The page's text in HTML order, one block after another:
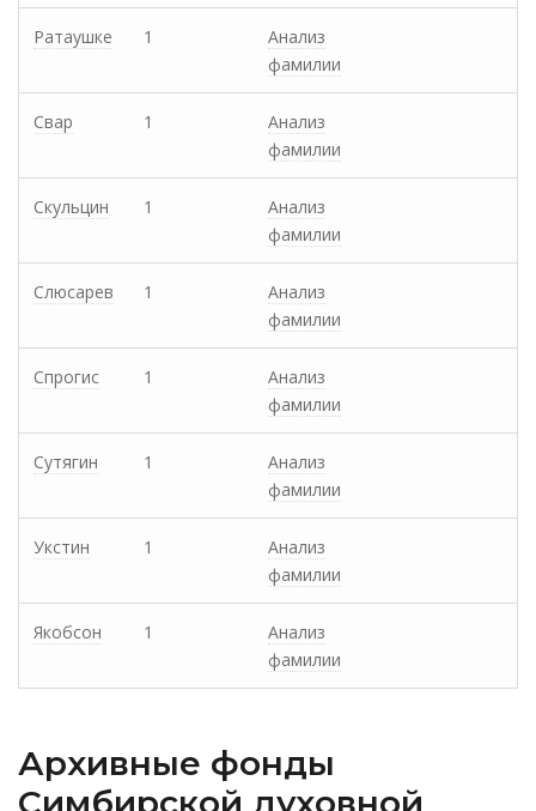
Ратаушке 1
Анализ
фамилии
Свар 1
Анализ
фамилии
Скульцин 1
Анализ
фамилии
Слюсарев 1
Анализ
фамилии
Спрогис 1
Анализ
фамилии
Сутягин 1
Анализ
фамилии
Укстин 1
Анализ
фамилии
Якобсон 1
Анализ
фамилии
Архивные фонды
Cимбирской духовной